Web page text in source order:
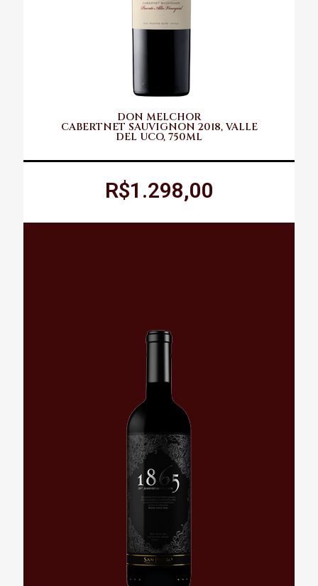
DON MELCHOR
CABERTNET SAUVIGNON 2018, VALLE
DEL UCO, 750ML
R$1.298,00